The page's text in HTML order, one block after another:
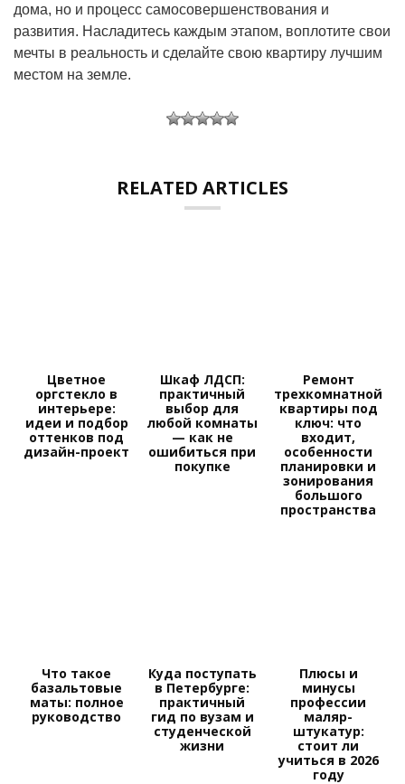
дома, но и процесс самосовершенствования и
развития. Насладитесь каждым этапом, воплотите свои
мечты в реальность и сделайте свою квартиру лучшим
местом на земле.
RELATED ARTICLES
Цветное
оргстекло в
интерьере:
идеи и подбор
оттенков под
дизайн-проект
Шкаф ЛДСП:
практичный
выбор для
любой комнаты
— как не
ошибиться при
покупке
Ремонт
трехкомнатной
квартиры под
ключ: что
входит,
особенности
планировки и
зонирования
большого
пространства
Что такое
базальтовые
маты: полное
руководство
Куда поступать
в Петербурге:
практичный
гид по вузам и
студенческой
жизни
Плюсы и
минусы
профессии
маляр-
штукатур:
стоит ли
учиться в 2026
году